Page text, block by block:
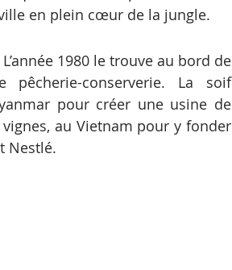
en plein cœur de la jungle.
1980 le trouve au bord de
conserverie. La soif
pour créer une usine de
au Vietnam pour y fonder
Nestlé.